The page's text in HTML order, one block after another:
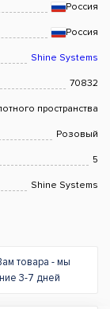
Россия
Россия
Shine Systems
70832
пространства
Розовый
5
Shine Systems
товара - мы
3-7 дней